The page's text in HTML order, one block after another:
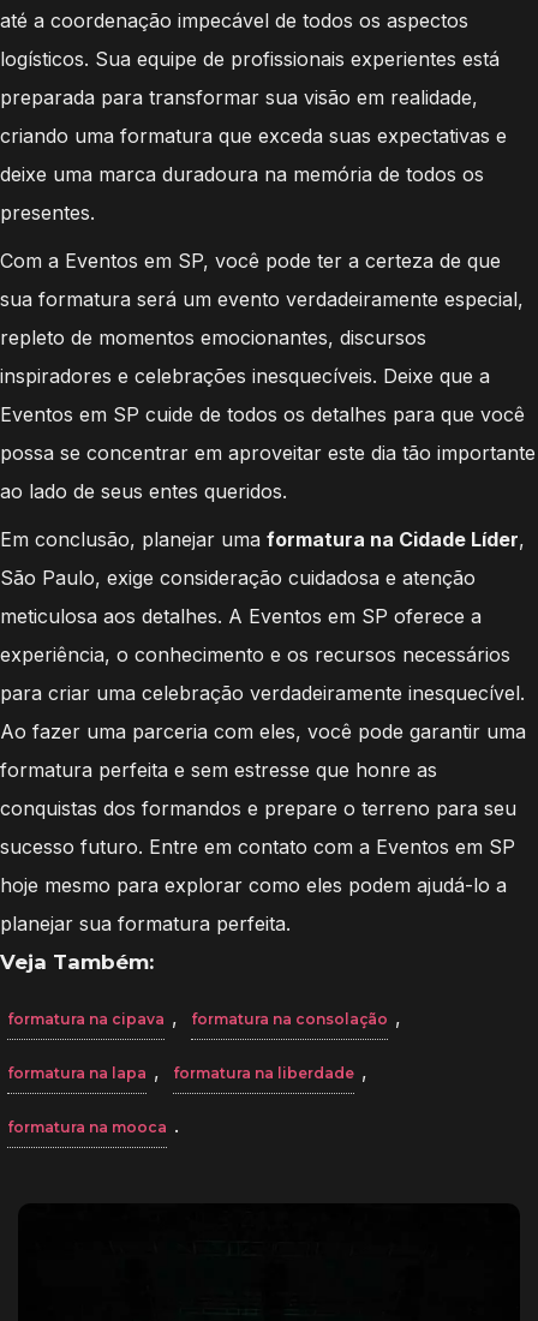
até a coordenação impecável de todos os aspectos
logísticos. Sua equipe de profissionais experientes está
preparada para transformar sua visão em realidade,
criando uma formatura que exceda suas expectativas e
deixe uma marca duradoura na memória de todos os
presentes.
Com a Eventos em SP, você pode ter a certeza de que
sua formatura será um evento verdadeiramente especial,
repleto de momentos emocionantes, discursos
inspiradores e celebrações inesquecíveis. Deixe que a
Eventos em SP cuide de todos os detalhes para que você
possa se concentrar em aproveitar este dia tão importante
ao lado de seus entes queridos.
Em conclusão, planejar uma formatura na Cidade Líder,
São Paulo, exige consideração cuidadosa e atenção
meticulosa aos detalhes. A Eventos em SP oferece a
experiência, o conhecimento e os recursos necessários
para criar uma celebração verdadeiramente inesquecível.
Ao fazer uma parceria com eles, você pode garantir uma
formatura perfeita e sem estresse que honre as
conquistas dos formandos e prepare o terreno para seu
sucesso futuro. Entre em contato com a Eventos em SP
hoje mesmo para explorar como eles podem ajudá-lo a
planejar sua formatura perfeita.
Veja Também:
formatura na cipava , formatura na consolação ,
formatura na lapa , formatura na liberdade ,
formatura na mooca .